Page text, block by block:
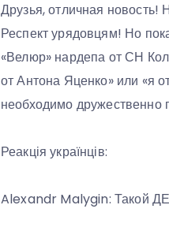
Друзья, отличная
Респект урядовцям! Но
«Велюр» нардепа от СН
от Антона Яценко» или «я
необходимо дружественно
Реакція українців:
Alexandr Malygin: Такой